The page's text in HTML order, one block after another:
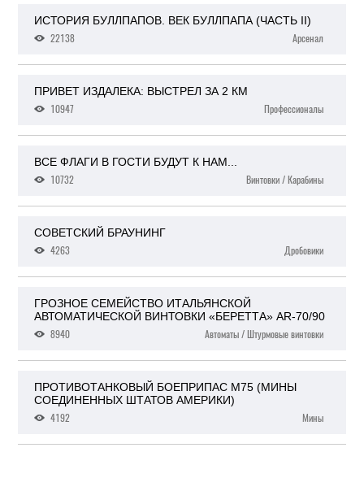
ИСТОРИЯ БУЛЛПАПОВ. ВЕК БУЛЛПАПА (ЧАСТЬ II)
22138
Арсенал
ПРИВЕТ ИЗДАЛЕКА: ВЫСТРЕЛ ЗА 2 КМ
10947
Профессионалы
ВСЕ ФЛАГИ В ГОСТИ БУДУТ К НАМ...
10732
Винтовки / Карабины
СОВЕТСКИЙ БРАУНИНГ
4263
Дробовики
ГРОЗНОЕ СЕМЕЙСТВО ИТАЛЬЯНСКОЙ
АВТОМАТИЧЕСКОЙ ВИНТОВКИ «БЕРЕТТА» AR-70/90
8940
Автоматы / Штурмовые винтовки
ПРОТИВОТАНКОВЫЙ БОЕПРИПАС М75 (МИНЫ
СОЕДИНЕННЫХ ШТАТОВ АМЕРИКИ)
4192
Мины